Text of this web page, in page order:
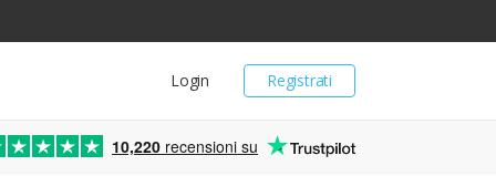
Registrati
Login
10,220 recensioni su